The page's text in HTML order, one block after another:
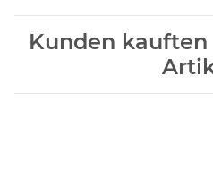
Kunden